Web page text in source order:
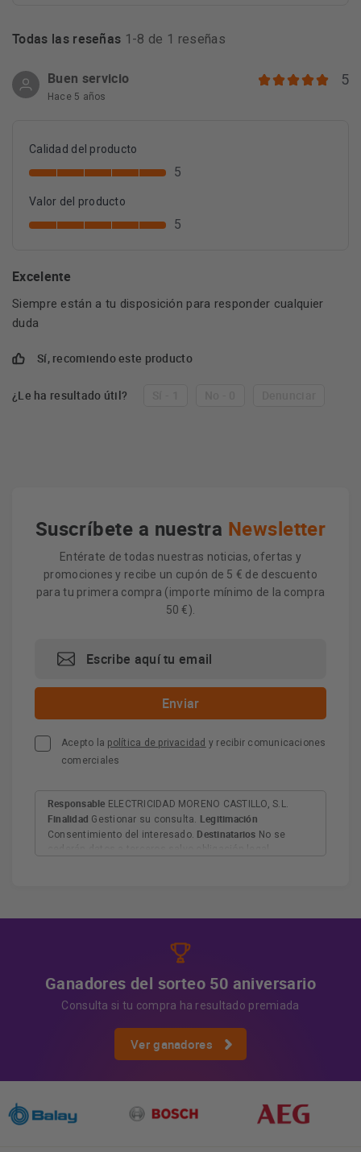
Todas las reseñas 1-8 de 1 reseñas
Buen servicio
Hace 5 años
5
Calidad del producto
5
Valor del producto
5
Excelente
Siempre están a tu disposición para responder cualquier
duda
Sí, recomiendo este producto
¿Le ha resultado útil?
Suscríbete a nuestra Newsletter
Entérate de todas nuestras noticias, ofertas y
promociones y recibe un cupón de 5 € de descuento
para tu primera compra (importe mínimo de la compra
50 €).
Acepto la política de privacidad y recibir comunicaciones
comerciales
Responsable ELECTRICIDAD MORENO CASTILLO, S.L.
Finalidad Gestionar su consulta. Legitimación
Consentimiento del interesado. Destinatarios No se
Ganadores del sorteo 50 aniversario
Consulta si tu compra ha resultado premiada
Ver ganadores